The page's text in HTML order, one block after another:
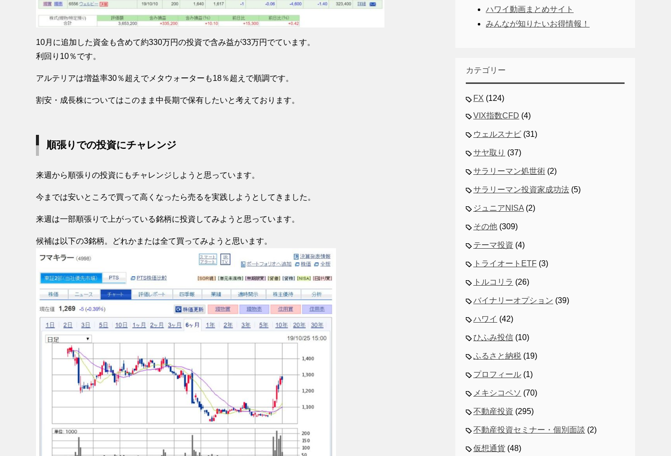
10月に追加した資金も含めて約330万円の投資で含み益が33万円でています。
利回り10％です。
アルテリアは増益率30％超えでメタウォーターも18％超えで順調です。
割安・成長株についてはこのまま中長期で保有したいと考えております。
順張りでの投資にチャレンジ
来週から順張りの投資にもチャレンジしようと思っています。
今までは安いところで買って高くなったら売るを実践しようとしてきました。
来週は一部順張りで上がっている銘柄に投資してみようと思っています。
候補は以下の3銘柄。どれかまたは全て買ってみようと思います。
ハワイ動画まとめサイト
みんなが知りたいお得情報！
カテゴリー
FX (124)
VIX指数CFD (4)
ウェルスナビ (31)
サヤ取り (37)
サラリーマン処世術 (2)
サラリーマン投資家成功法 (5)
ジュニアNISA (2)
その他 (309)
テーマ投資 (4)
トライオートETF (3)
トルコリラ (26)
バイナリーオプション (39)
ハワイ (42)
ひふみ投信 (10)
ふるさと納税 (19)
プロフィール (1)
メキシコペソ (70)
不動産投資 (295)
不動産投資セミナー・個別面談 (2)
仮想通貨 (48)